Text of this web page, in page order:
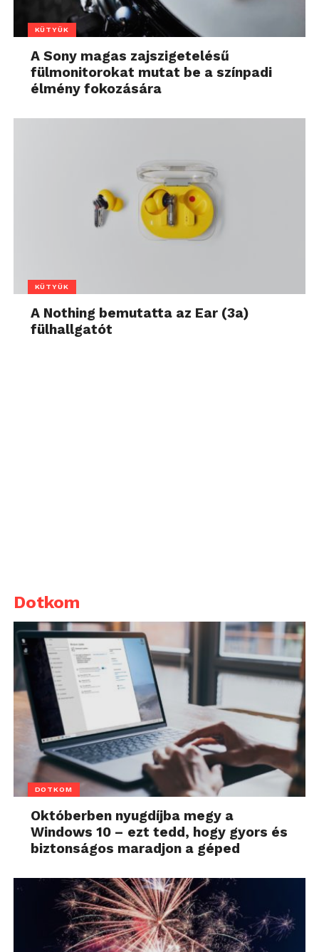
KÜTYÜK
A Sony magas zajszigetelésű
fülmonitorokat mutat be a színpadi
élmény fokozására
KÜTYÜK
A Nothing bemutatta az Ear (3a)
fülhallgatót
Dotkom
DOTKOM
Októberben nyugdíjba megy a
Windows 10 – ezt tedd, hogy gyors és
biztonságos maradjon a géped